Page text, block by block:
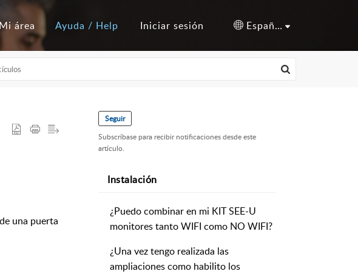
Mi área Ayuda / Help Iniciar sesión Español (España)
una puerta
Seguir
Subscríbase para recibir notificaciones desde este
artículo.
Instalación
¿Puedo combinar en mi KIT SEE-U
monitores tanto WIFI como NO WIFI?
¿Una vez tengo realizada las
ampliaciones como habilito los